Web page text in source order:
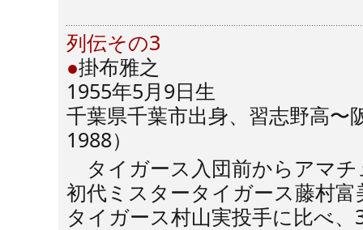
列伝その3
●掛布雅之
1955年5月9日生
千葉県千葉市出身、習志野高〜
1988）
タイガース入団前からアマ
初代ミスタータイガース藤村
タイガース村山実投手に比べ